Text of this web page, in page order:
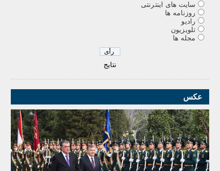
سایت های اینترنتی
روزنامه ها
رادیو
تلویزیون
مجله ها
نتایج
عکس